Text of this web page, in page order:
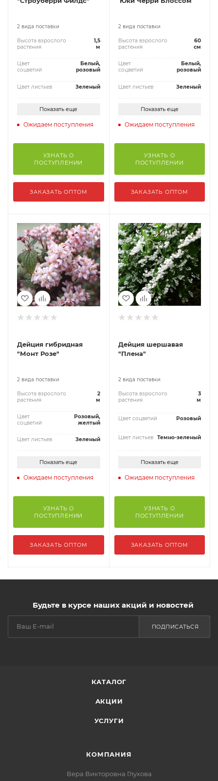
2 вида поставки
Высота взрослого
растения
1,5
м
Цвет
соцветий
Белый,
розовый
Цвет листьев Зеленый
Показать еще
Ожидаем поступления
УЗНАТЬ О
ПОСТУПЛЕНИИ
ЗАКАЗАТЬ ОПТОМ
2 вида поставки
Высота взрослого
растения
60
см
Цвет
соцветий
Белый,
розовый
Цвет листьев Зеленый
Показать еще
Ожидаем поступления
УЗНАТЬ О
ПОСТУПЛЕНИИ
ЗАКАЗАТЬ ОПТОМ
Дейция гибридная
"Монт Розе"
2 вида поставки
Высота взрослого
растения
2
м
Цвет
соцветий
Розовый,
желтый
Цвет листьев Зеленый
Показать еще
Ожидаем поступления
УЗНАТЬ О
ПОСТУПЛЕНИИ
ЗАКАЗАТЬ ОПТОМ
Дейция шершавая
"Плена"
2 вида поставки
Высота взрослого
растения
3
м
Цвет соцветий Розовый
Цвет листьев Темно-зеленый
Показать еще
Ожидаем поступления
УЗНАТЬ О
ПОСТУПЛЕНИИ
ЗАКАЗАТЬ ОПТОМ
Будьте в курсе наших акций и новостей
ПОДПИСАТЬСЯ
КАТАЛОГ
АКЦИИ
УСЛУГИ
КОМПАНИЯ
Вера Викторовна Глухова